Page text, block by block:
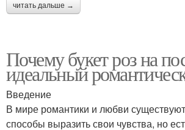
читать дальше →
Почему букет роз на
идеальный
Введение
В мире романтики и любви
способы выразить свои чувства, но